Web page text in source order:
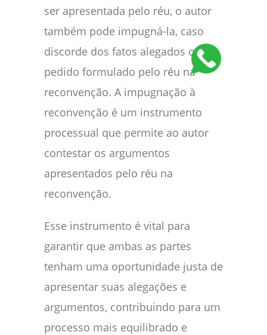
ser apresentada pelo réu, o autor
também pode impugná-la, caso
discorde dos fatos alegados ou do
pedido formulado pelo réu na
reconvenção. A impugnação à
reconvenção é um instrumento
processual que permite ao autor
contestar os argumentos
apresentados pelo réu na
reconvenção.
Esse instrumento é vital para
garantir que ambas as partes
tenham uma oportunidade justa de
apresentar suas alegações e
argumentos, contribuindo para um
processo mais equilibrado e